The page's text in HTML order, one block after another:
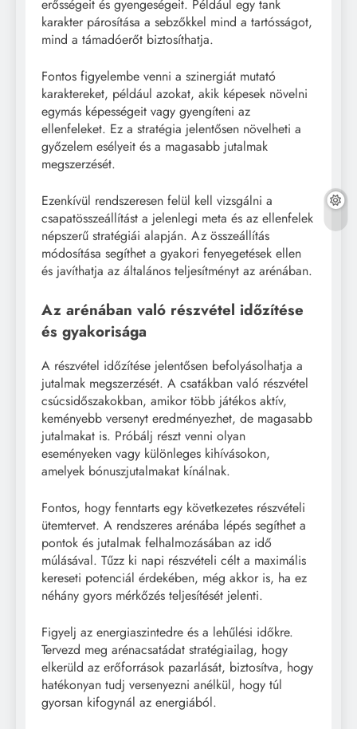
erősségeit és gyengeségeit. Például egy tank
karakter párosítása a sebzőkkel mind a tartósságot,
mind a támadóerőt biztosíthatja.
Fontos figyelembe venni a szinergiát mutató
karaktereket, például azokat, akik képesek növelni
egymás képességeit vagy gyengíteni az
ellenfeleket. Ez a stratégia jelentősen növelheti a
győzelem esélyeit és a magasabb jutalmak
megszerzését.
Ezenkívül rendszeresen felül kell vizsgálni a
csapatösszeállítást a jelenlegi meta és az ellenfelek
népszerű stratégiái alapján. Az összeállítás
módosítása segíthet a gyakori fenyegetések ellen
és javíthatja az általános teljesítményt az arénában.
Az arénában való részvétel időzítése
és gyakorisága
A részvétel időzítése jelentősen befolyásolhatja a
jutalmak megszerzését. A csatákban való részvétel
csúcsidőszakokban, amikor több játékos aktív,
keményebb versenyt eredményezhet, de magasabb
jutalmakat is. Próbálj részt venni olyan
eseményeken vagy különleges kihívásokon,
amelyek bónuszjutalmakat kínálnak.
Fontos, hogy fenntarts egy következetes részvételi
ütemtervet. A rendszeres arénába lépés segíthet a
pontok és jutalmak felhalmozásában az idő
múlásával. Tűzz ki napi részvételi célt a maximális
kereseti potenciál érdekében, még akkor is, ha ez
néhány gyors mérkőzés teljesítését jelenti.
Figyelj az energiaszintedre és a lehűlési időkre.
Tervezd meg arénacsatádat stratégiailag, hogy
elkerüld az erőforrások pazarlását, biztosítva, hogy
hatékonyan tudj versenyezni anélkül, hogy túl
gyorsan kifogynál az energiából.